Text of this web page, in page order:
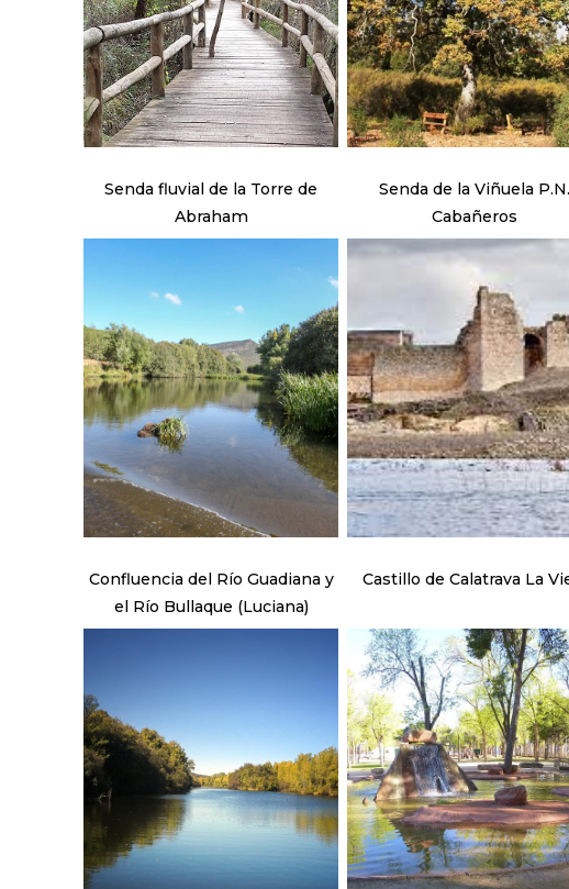
Senda fluvial de la Torre de
Abraham
Senda de la Viñuela P.N.
Cabañeros
Confluencia del Río Guadiana y
el Río Bullaque (Luciana)
Castillo de Calatrava La